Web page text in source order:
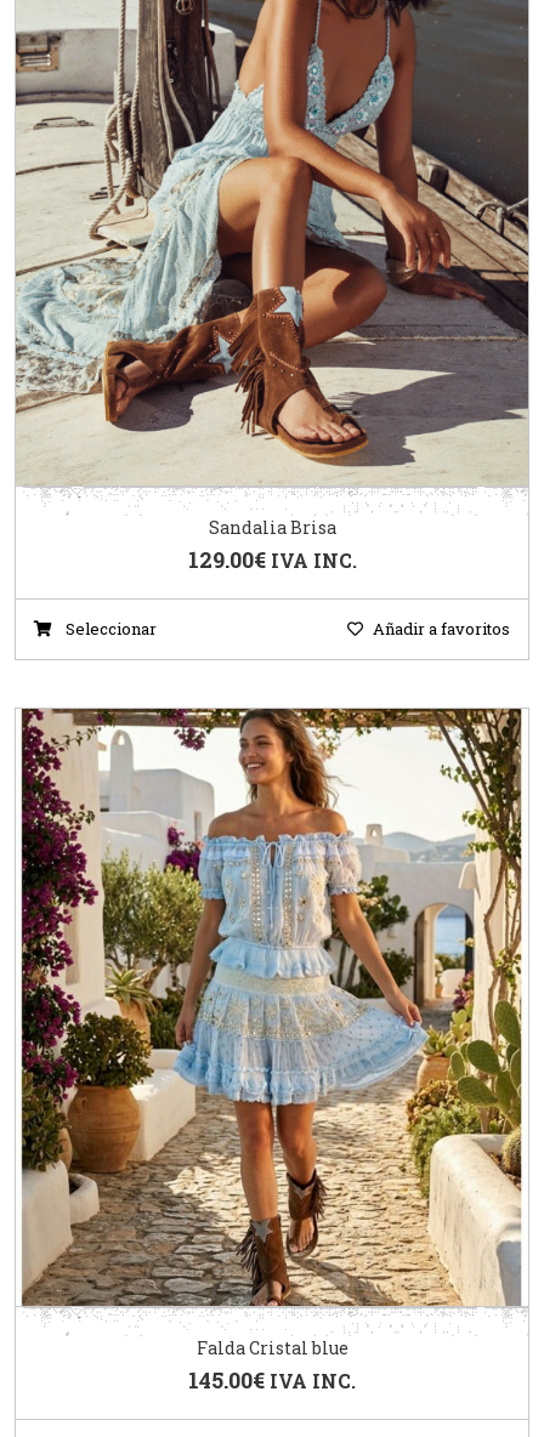
Sandalia Brisa
129.00€ IVA INC.
Seleccionar Añadir a favoritos
Falda Cristal blue
145.00€ IVA INC.